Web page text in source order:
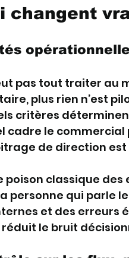
changent
pas tout traiter au
plus rien n’est
critères
cadre le
de direction est
classique des
personne qui parle
et des erreurs
réduit le bruit